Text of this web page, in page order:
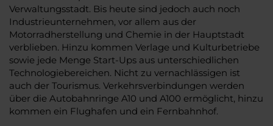
Verwaltungsstadt. Bis heute sind jedoch auch noch
Industrieunternehmen, vor allem aus der
Motorradherstellung und Chemie in der Hauptstadt
verblieben. Hinzu kommen Verlage und Kulturbetriebe
sowie jede Menge Start-Ups aus unterschiedlichen
Technologiebereichen. Nicht zu vernachlässigen ist
auch der Tourismus. Verkehrsverbindungen werden
über die Autobahnringe A10 und A100 ermöglicht, hinzu
kommen ein Flughafen und ein Fernbahnhof.